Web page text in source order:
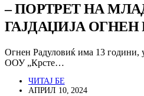
– ПОРТРЕТ НА
ГАЈДАЏИЈА ОГНЕН
Огнен Радуловиќ има 13 години,
ООУ „Крсте…
ЧИТАЈ БЕ
АПРИЛ 10, 2024